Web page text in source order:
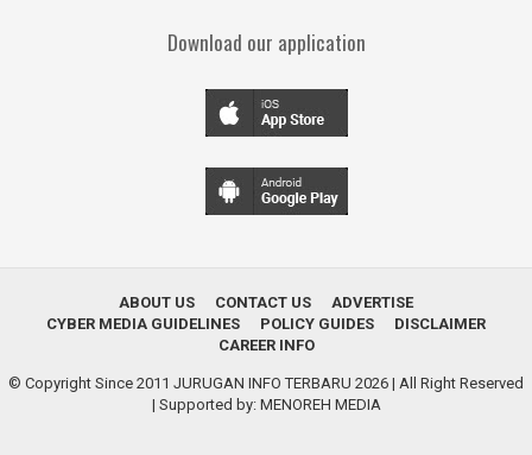
Download our application
ABOUT US CONTACT US
ADVERTISE
CYBER MEDIA GUIDELINES
POLICY GUIDES
DISCLAIMER
CAREER INFO
© Copyright Since 2011 JURUGAN INFO TERBARU 2026 | All Right Reserved
| Supported by: MENOREH MEDIA